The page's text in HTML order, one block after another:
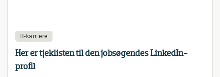
It-karriere
Her er tjeklisten til den jobsøgendes LinkedIn-
profil